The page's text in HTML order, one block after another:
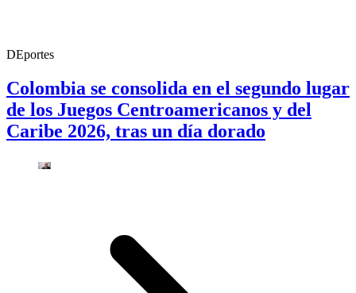
DEportes
Colombia se consolida en el segundo lugar
de los Juegos Centroamericanos y del
Caribe 2026, tras un día dorado